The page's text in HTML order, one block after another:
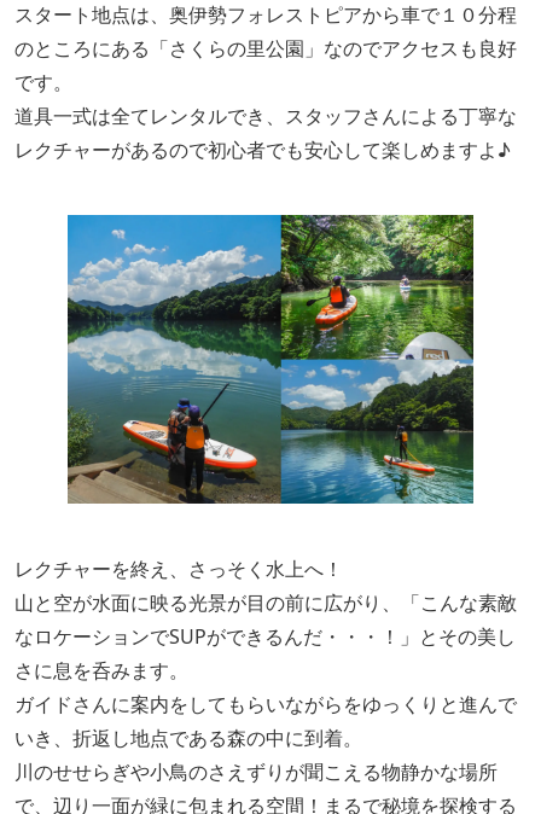
スタート地点は、 奥伊勢フォレストピアから車で１０分程
のところにある「さくらの里公園」なのでアクセス も良好
です。
道具一式は全てレンタルでき、スタッフさんによる丁寧な
レクチャーがあるので初心者でも安心して楽しめますよ♪
レクチャーを終え、さっそく水上へ！
山と空が水面に映る光景が目の前に広がり、「こんな素敵
なロケーションでSUPができるんだ・・・！」とその美し
さに息を呑みます。
ガイドさんに案内をしてもらいながらをゆっくりと進んで
いき、 折返し地点である森の中に到着。
川のせせらぎや小鳥のさえずりが聞こえる物静かな場所
で、辺り一面が緑に包まれる空間！まるで秘境を探検する